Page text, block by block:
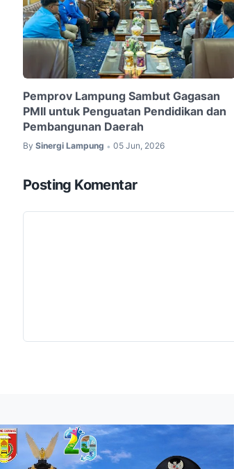
Pemprov Lampung Sambut Gagasan
PMII untuk Penguatan Pendidikan dan
Pembangunan Daerah
By Sinergi Lampung • 05 Jun, 2026
Posting Komentar